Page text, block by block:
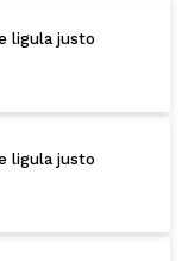
ligula justo
ligula justo